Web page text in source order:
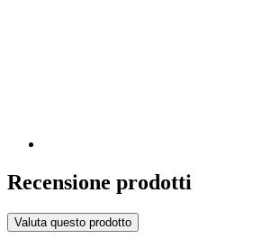
Recensione prodotti
Valuta questo prodotto